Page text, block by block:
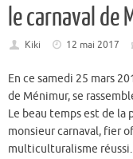
le carnaval de
Kiki 12 mai 2017
En ce samedi 25 mars
de Ménimur, se
Le beau temps est de la
monsieur carnaval, fier
multiculturalisme réussi.